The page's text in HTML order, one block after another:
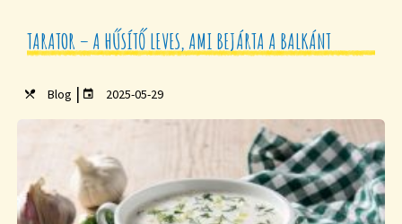
TARATOR – A HŰSÍTŐ LEVES, AMI BEJÁRTA A BALKÁNT
Blog | 2025-05-29